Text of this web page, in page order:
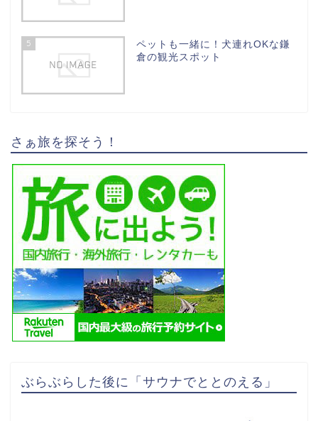
5
ペットも一緒に！犬連れOKな鎌
倉の観光スポット
さぁ旅を探そう！
ぶらぶらした後に「サウナでととのえる」